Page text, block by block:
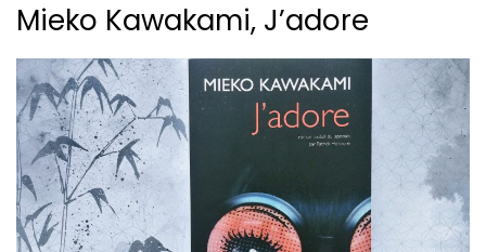
Mieko Kawakami, J’adore